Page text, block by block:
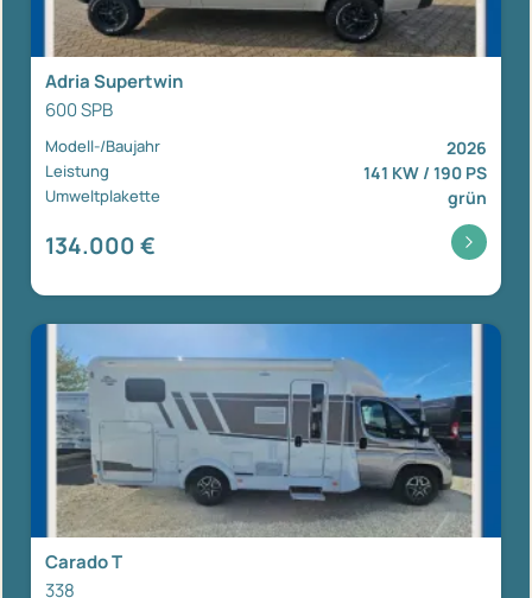
Adria Supertwin
600 SPB
Modell-/Baujahr 2026
Leistung 141 KW / 190 PS
Umweltplakette grün
134.000 €
Carado T
338